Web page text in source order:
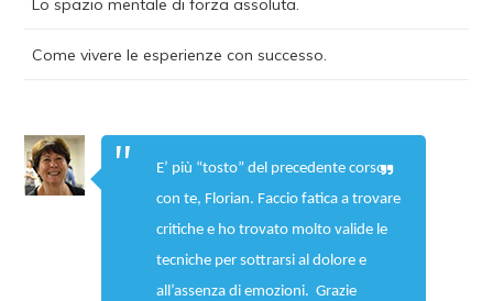
Lo spazio mentale di forza assoluta.
Come vivere le esperienze con successo.
E’ più “tosto” del precedente corso
con te, Florian. Faccio fatica a trovare
critiche e ho trovato molto valide le
tecniche per sottrarsi al dolore e
all’assenza di emozioni. Grazie